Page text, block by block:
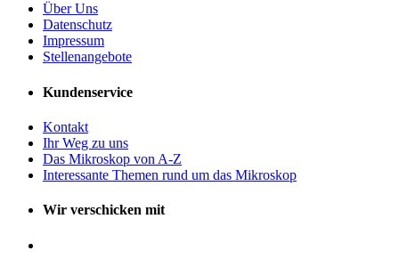
Über Uns
Datenschutz
Impressum
Stellenangebote
Kundenservice
Kontakt
Ihr Weg zu uns
Das Mikroskop von A-Z
Interessante Themen rund um das Mikroskop
Wir verschicken mit